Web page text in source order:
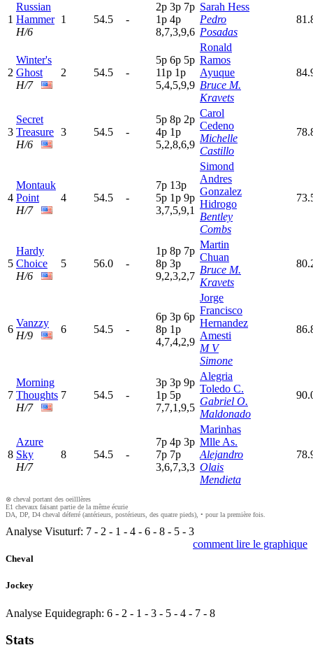
1
Russian
Hammer
H/6
1 54.5 -
2p 3p 7p
1p 4p
8,7,3,9,6
Sarah Hess
Pedro
Posadas
2
Winter's
Ghost
H/7
2 54.5 -
5p 6p 5p
11p 1p
5,4,5,9,9
Ronald
Ramos
Ayuque
Bruce M.
Kravets
3
Secret
Treasure
H/6
3 54.5 -
5p 8p 2p
4p 1p
5,2,8,6,9
Carol
Cedeno
Michelle
Castillo
4
Montauk
Point
H/7
4 54.5 -
7p 13p
5p 1p 9p
3,7,5,9,1
Simond
Andres
Gonzalez
Hidrogo
Bentley
Combs
5
Hardy
Choice
H/6
5 56.0 -
1p 8p 7p
8p 3p
9,2,3,2,7
Martin
Chuan
Bruce M.
Kravets
6
Vanzzy
H/9
6 54.5 -
6p 3p 6p
8p 1p
4,7,4,2,9
Jorge
Francisco
Hernandez
Amesti
M V
Simone
7
Morning
Thoughts
H/7
7 54.5 -
3p 3p 9p
1p 5p
7,7,1,9,5
Alegria
Toledo C.
Gabriel O.
Maldonado
8
Azure
Sky
H/7
8 54.5 -
7p 4p 3p
7p 7p
3,6,7,3,3
Marinhas
Mlle As.
Alejandro
Olais
Mendieta
⊗ cheval portant des oeilllères
E1 chevaux faisant partie de la même écurie
DA, DP, D4 cheval déferré (antérieurs, postérieurs, des quatre pieds), • pour la première fois.
Analyse Visuturf: 7 - 2 - 1 - 4 - 6 - 8 - 5 - 3
comment lire le graphique
Cheval
Jockey
Analyse Equidegraph: 6 - 2 - 1 - 3 - 5 - 4 - 7 - 8
Stats